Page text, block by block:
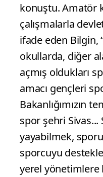
konuştu. Amatör
çalışmalarla
ifade eden Bilgin,
okullarda, diğer
açmış oldukları
amacı gençleri
Bakanlığımızın
spor şehri
yayabilmek,
sporcuyu
yerel yönetimlere